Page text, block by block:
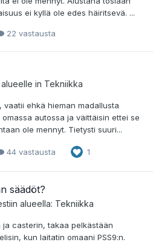
ei kyllä ole edes häiritsevä. ...
22 vastausta
in Tekniikka
vaatii ehkä hieman madallusta
autossa ja väittäisin ettei se
ole mennyt. Tietysti suuri...
44 vastausta 1
säädöt?
alueella: Tekniikka
casterin, takaa pelkästään
kun laitatin omaani PSS9:n.